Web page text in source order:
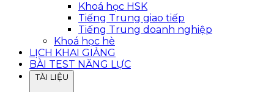
Khoá học HSK
Tiếng Trung giao tiếp
Tiếng Trung doanh nghiệp
Khoá học hè
LỊCH KHAI GIẢNG
BÀI TEST NĂNG LỰC
TÀI LIỆU